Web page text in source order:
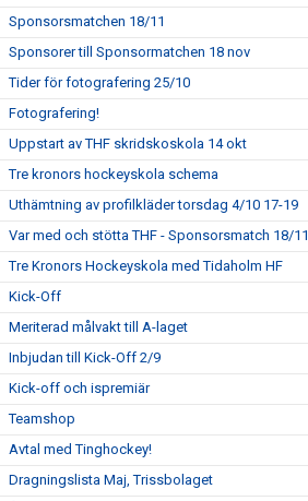
Sponsorsmatchen 18/11
Sponsorer till Sponsormatchen 18 nov
Tider för fotografering 25/10
Fotografering!
Uppstart av THF skridskoskola 14 okt
Tre kronors hockeyskola schema
Uthämtning av profilkläder torsdag 4/10 17-19
Var med och stötta THF - Sponsorsmatch 18/11
Tre Kronors Hockeyskola med Tidaholm HF
Kick-Off
Meriterad målvakt till A-laget
Inbjudan till Kick-Off 2/9
Kick-off och ispremiär
Teamshop
Avtal med Tinghockey!
Dragningslista Maj, Trissbolaget